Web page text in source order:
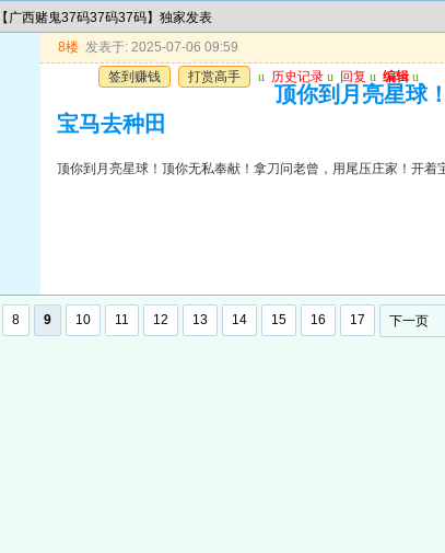
广西赌鬼37码37码37码】独家发表
8楼 发表于: 2025-07-06 09:59
签到赚钱
打赏高手 u 历史记录 u 回复 u 编辑 u
顶你到月亮星球
宝马去种田
顶你到月亮星球！顶你无私奉献！拿刀问老曾，用尾压庄家！开着
8 9 10 11 12 13 14 15 16 17 下一页